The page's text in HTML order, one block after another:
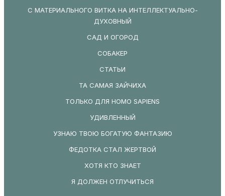
С МАТЕРИАЛЬНОГО ВИТКА НА ИНТЕЛЛЕКТУАЛЬНО-
ДУХОВНЫЙ
САД И ОГОРОД
СОБАКЕР
СТАТЬИ
ТА САМАЯ ЗАЙЧИХА
ТОЛЬКО ДЛЯ HOMO SAPIENS
УДИВЛЕННЫЙ
УЗНАЮ ТВОЮ БОГАТУЮ ФАНТАЗИЮ
ФЕДОТКА СТАЛ ЖЕРТВОЙ
ХОТЯ КТО ЗНАЕТ
Я ДОЛЖЕН ОТЛУЧИТЬСЯ